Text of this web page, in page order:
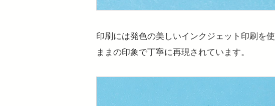
印刷には発色の美しいインクジェット印刷を
ままの印象で丁寧に再現されています。